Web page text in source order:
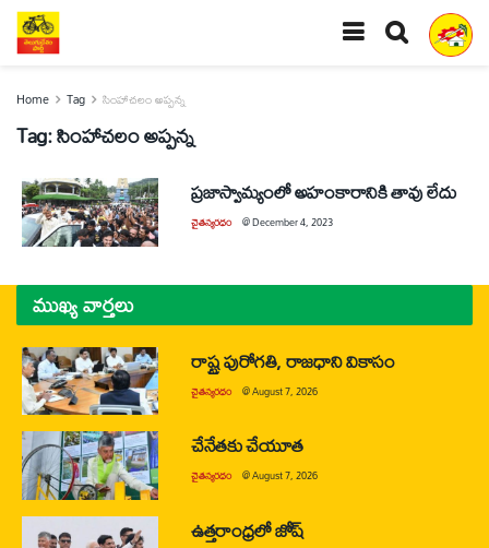
Home Tag సింహాచలం అప్పన్న
Tag:సింహాచలం అప్పన్న
ప్రజాస్వామ్యంలో అహంకారానికి తావు లేదు
చైతన్యరధం @December 4, 2023
ముఖ్య వార్తలు
రాష్ట్ర పురోగతి, రాజధాని వికాసం
చైతన్యరధం @August 7, 2026
చేనేతకు చేయూత
చైతన్యరధం @August 7, 2026
ఉత్తరాంధ్రలో జోష్